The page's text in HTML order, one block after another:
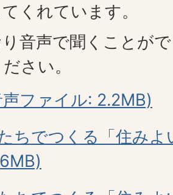
くれています。
音声で聞くことが
さい。
ファイル: 2.2MB)
ちでつくる「住み